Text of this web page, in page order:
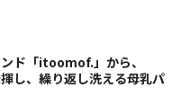
ド「itoomof.」から、
し、繰り返し洗える母乳パ